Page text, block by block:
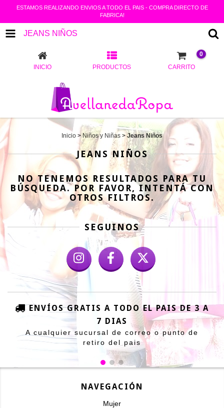
ESTAMOS REALIZANDO ENVIOS A TODO EL PAIS - COMPRA DIRECTO DE
FABRICA!
JEANS NIÑOS
INICIO PRODUCTOS CARRITO
0
Inicio > Niños y Niñas > Jeans Niños
JEANS NIÑOS
NO TENEMOS RESULTADOS PARA TU
BÚSQUEDA. POR FAVOR, INTENTÁ CON
OTROS FILTROS.
SEGUINOS
ENVÍOS GRATIS A TODO EL PAIS DE 3 A
7 DIAS
A cualquier sucursal de correo o punto de
retiro del pais
NAVEGACIÓN
Mujer